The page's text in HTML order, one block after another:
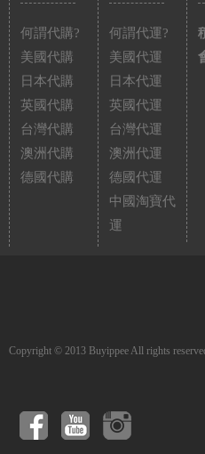
何謂代購?
美國代購
日本代購
英國代購
台灣代購
澳洲代購
德國代購
何謂代運?
美國代運
日本代運
英國代運
台灣代運
澳洲代運
德國代運
中國淘寶代
運
Copyright © 2013 Buyippee All rights